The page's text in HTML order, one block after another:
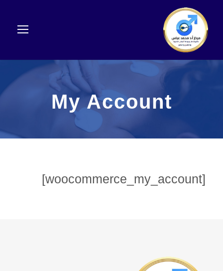
My Account
[woocommerce_my_account]